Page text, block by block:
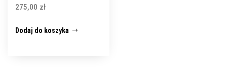
275,00 zł
Dodaj do koszyka